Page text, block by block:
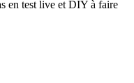
en test live et DIY à faire